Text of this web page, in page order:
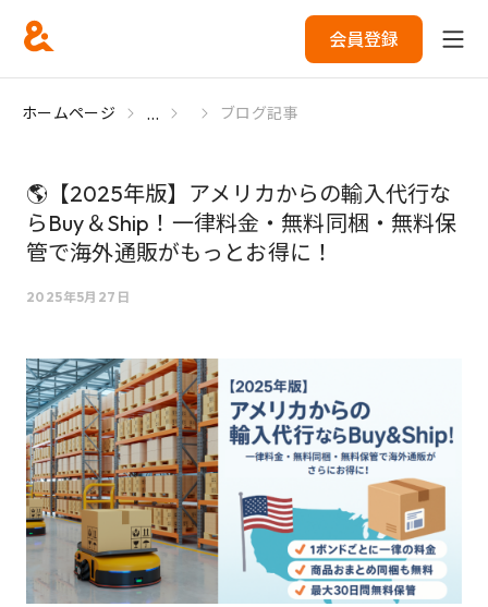
会員登録
ホームページ ... ブログ記事
🌎【2025年版】アメリカからの輸入代行な
らBuy＆Ship！一律料金・無料同梱・無料保
管で海外通販がもっとお得に！
2025年5月27日